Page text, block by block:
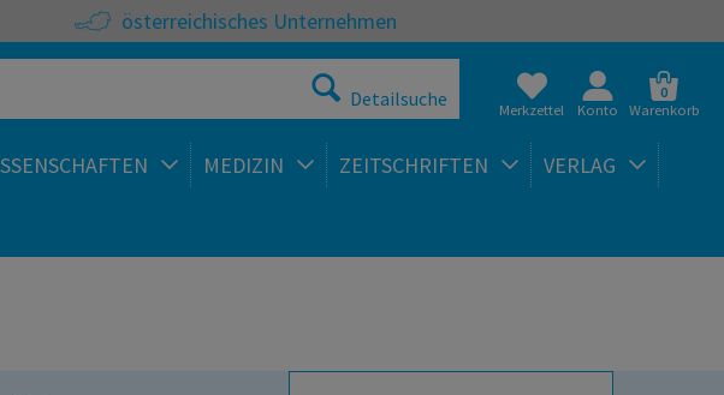
österreichisches Unternehmen
Detailsuche Merkzettel Konto
0
Warenkorb
MEDIZIN ZEITSCHRIFTEN VERLAG